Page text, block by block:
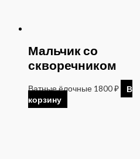
Мальчик со
скворечником
Ватные ёлочные 1800₽
В
корзину